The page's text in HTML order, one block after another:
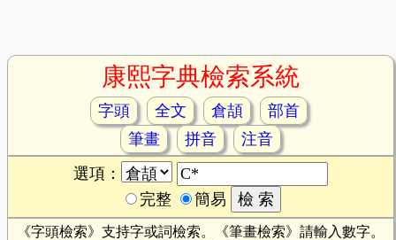
康熙字典檢索系統
字頭 全文 倉頡
部首
筆畫
拼音
注音
選項：
完整
簡易
《字頭檢索》支持字或詞檢索。《筆畫檢索》請輸入數字。